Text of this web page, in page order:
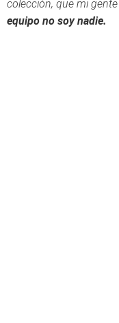
colección, que mi
equipo no soy nadie.